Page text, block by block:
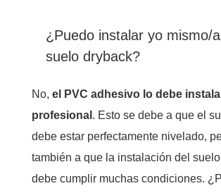
¿Puedo instalar yo mismo/
suelo dryback?
No, el PVC adhesivo lo debe
profesional . Esto se debe a que el
debe estar perfectamente nivelado,
también a que la instalación del
debe cumplir muchas condiciones.